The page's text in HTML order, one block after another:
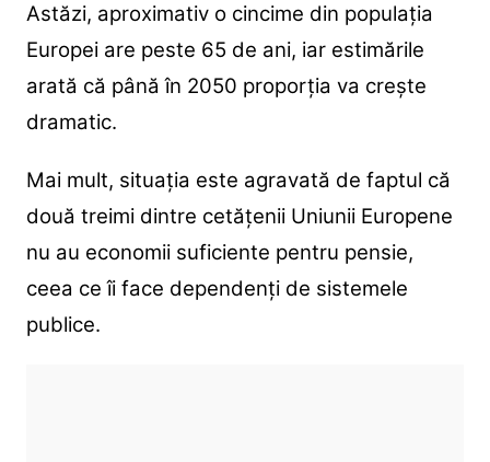
Astăzi, aproximativ o cincime din populația
Europei are peste 65 de ani, iar estimările
arată că până în 2050 proporția va crește
dramatic.
Mai mult, situația este agravată de faptul că
două treimi dintre cetățenii Uniunii Europene
nu au economii suficiente pentru pensie,
ceea ce îi face dependenți de sistemele
publice.